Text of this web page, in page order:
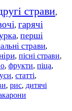
страви,
, гарячі
, перші
страви,
, пісні страви,
, фрукти, піца,
, статті,
, рис, дитячі